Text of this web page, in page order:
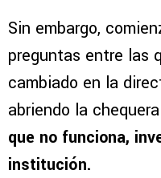
Sin embargo,
preguntas entre las
cambiado en la
abriendo la
que no funciona,
institución.